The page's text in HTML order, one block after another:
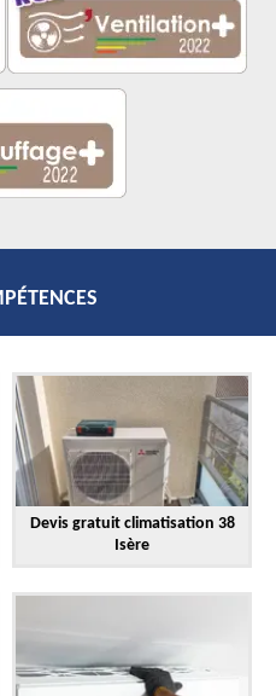
Devis gratuit climatisation 38
Isère